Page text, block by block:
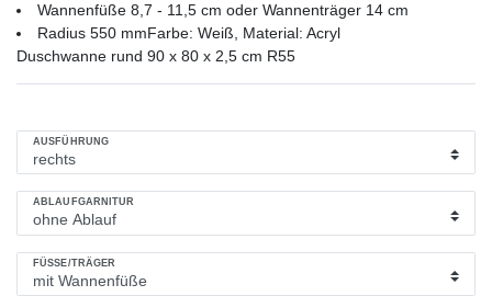
Wannenfüße 8,7 - 11,5 cm oder Wannenträger 14 cm
Radius 550 mmFarbe: Weiß, Material: Acryl
Duschwanne rund 90 x 80 x 2,5 cm R55
AUSFÜHRUNG
ABLAUFGARNITUR
FÜSSE/TRÄGER